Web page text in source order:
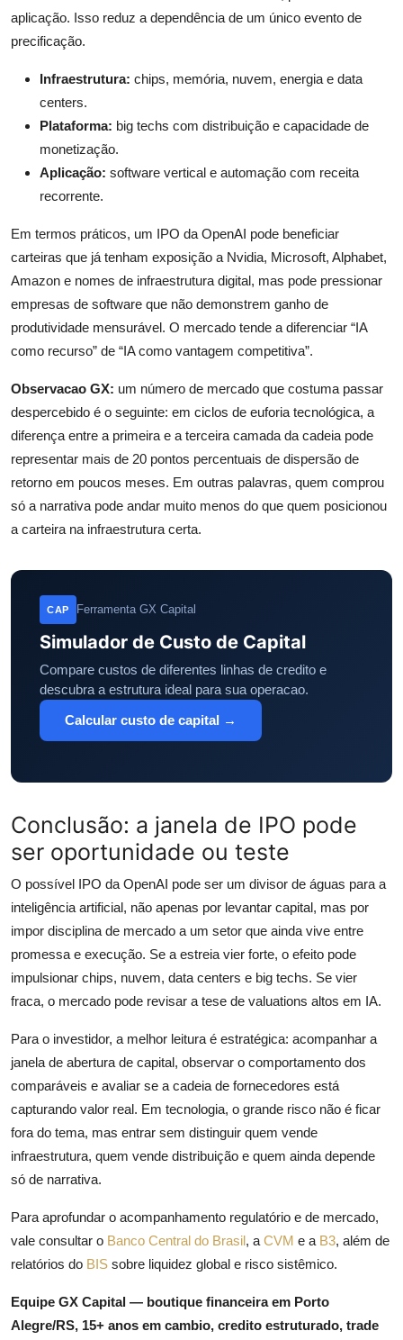
aplicação. Isso reduz a dependência de um único evento de
precificação.
Infraestrutura: chips, memória, nuvem, energia e data
centers.
Plataforma: big techs com distribuição e capacidade de
monetização.
Aplicação: software vertical e automação com receita
recorrente.
Em termos práticos, um IPO da OpenAI pode beneficiar
carteiras que já tenham exposição a Nvidia, Microsoft, Alphabet,
Amazon e nomes de infraestrutura digital, mas pode pressionar
empresas de software que não demonstrem ganho de
produtividade mensurável. O mercado tende a diferenciar “IA
como recurso” de “IA como vantagem competitiva”.
Observacao GX: um número de mercado que costuma passar
despercebido é o seguinte: em ciclos de euforia tecnológica, a
diferença entre a primeira e a terceira camada da cadeia pode
representar mais de 20 pontos percentuais de dispersão de
retorno em poucos meses. Em outras palavras, quem comprou
só a narrativa pode andar muito menos do que quem posicionou
a carteira na infraestrutura certa.
CAP Ferramenta GX Capital
Simulador de Custo de Capital
Compare custos de diferentes linhas de credito e
descubra a estrutura ideal para sua operacao.
Calcular custo de capital →
Conclusão: a janela de IPO pode
ser oportunidade ou teste
O possível IPO da OpenAI pode ser um divisor de águas para a
inteligência artificial, não apenas por levantar capital, mas por
impor disciplina de mercado a um setor que ainda vive entre
promessa e execução. Se a estreia vier forte, o efeito pode
impulsionar chips, nuvem, data centers e big techs. Se vier
fraca, o mercado pode revisar a tese de valuations altos em IA.
Para o investidor, a melhor leitura é estratégica: acompanhar a
janela de abertura de capital, observar o comportamento dos
comparáveis e avaliar se a cadeia de fornecedores está
capturando valor real. Em tecnologia, o grande risco não é ficar
fora do tema, mas entrar sem distinguir quem vende
infraestrutura, quem vende distribuição e quem ainda depende
só de narrativa.
Para aprofundar o acompanhamento regulatório e de mercado,
vale consultar o Banco Central do Brasil, a CVM e a B3, além de
relatórios do BIS sobre liquidez global e risco sistêmico.
Equipe GX Capital — boutique financeira em Porto
Alegre/RS, 15+ anos em cambio, credito estruturado, trade